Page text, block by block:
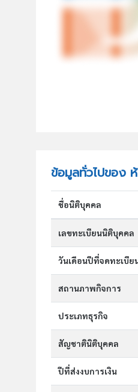
ข้อมูลทั่วไปของ
ชื่อนิติบุคคล
เลขทะเบียนนิติบุคคล
วันเดือนปีที่จดทะเบีย
สถานภาพกิจการ
ประเภทธุรกิจ
สัญชาตินิติบุคคล
ปีที่ส่งงบการเงิน